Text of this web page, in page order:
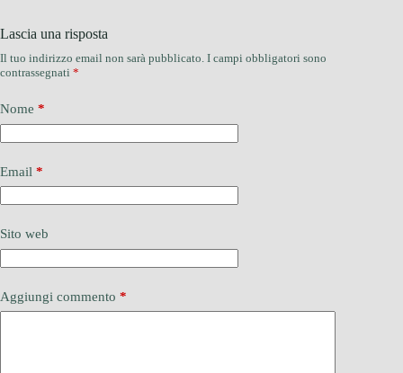
Lascia una risposta
Il tuo indirizzo email non sarà pubblicato. I campi obbligatori sono
contrassegnati *
Nome *
Email *
Sito web
Aggiungi commento *